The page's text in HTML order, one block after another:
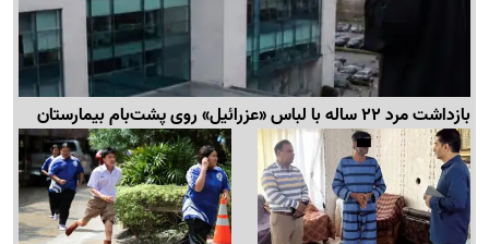
بازداشت مرد 22 ساله با لباس «عزرائیل» روی پشت‌بام بیمارستان